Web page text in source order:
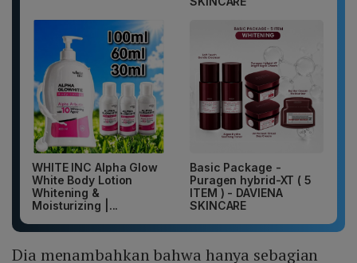
WHITE INC Alpha Glow
White Body Lotion
Whitening &
Moisturizing |...
Basic Package -
Puragen hybrid-XT ( 5
ITEM ) - DAVIENA
SKINCARE
Dia menambahkan bahwa hanya sebagian